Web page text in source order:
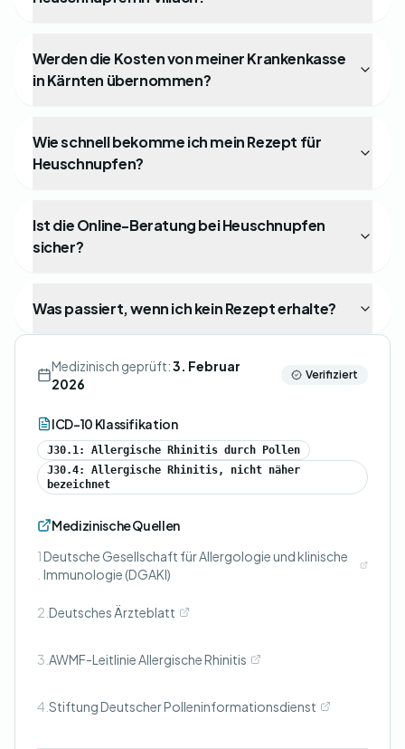
Werden die Kosten von meiner Krankenkasse
in Kärnten übernommen?
Wie schnell bekomme ich mein Rezept für
Heuschnupfen?
Ist die Online-Beratung bei Heuschnupfen
sicher?
Was passiert, wenn ich kein Rezept erhalte?
Medizinisch geprüft:3. Februar
2026
Verifiziert
ICD-10 Klassifikation
J30.1: Allergische Rhinitis durch Pollen
J30.4: Allergische Rhinitis, nicht näher
bezeichnet
Medizinische Quellen
1Deutsche Gesellschaft für Allergologie und klinische
Immunologie (DGAKI)
2. Deutsches Ärzteblatt
3. AWMF-Leitlinie Allergische Rhinitis
4. Stiftung Deutscher Polleninformationsdienst